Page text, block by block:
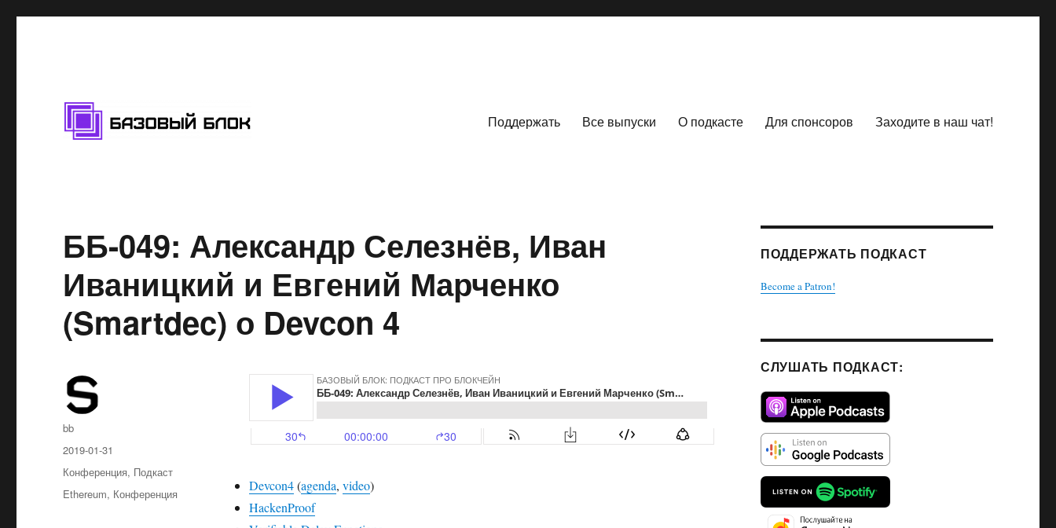
Поддержать Все выпуски О подкасте Для спонсоров Заходите в наш чат!
ББ-049: Александр Селезнёв, Иван
Иваницкий и Евгений Марченко
(Smartdec) о Devcon 4
Devcon4(agenda, video)
HackenProof
Автор
bb
Опубликовано
2019-01-31
Рубрики
Конференция, Подкаст
Метки
Ethereum, Конференция
ПОДДЕРЖАТЬ ПОДКАСТ
Become a Patron!
СЛУШАТЬ ПОДКАСТ: